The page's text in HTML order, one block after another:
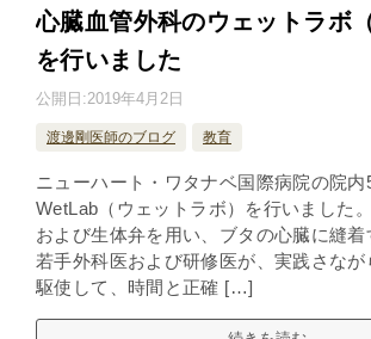
心臓血管外科のウェットラボ
を行いました
公開日:2019年4月2日
渡邊剛医師のブログ 教育
ニューハート・ワタナベ国際病院の院内
WetLab（ウェットラボ）を行いました
および生体弁を用い、ブタの心臓に縫着
若手外科医および研修医が、実践さな
駆使して、時間と正確 […]